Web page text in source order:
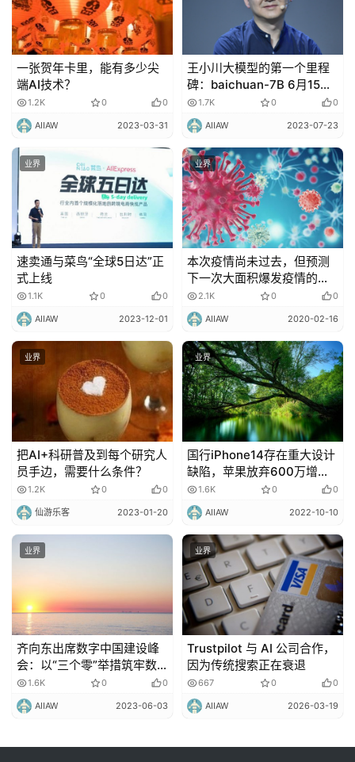
一张贺年卡里，能有多少尖
端AI技术？
1.2K 0 0
AIIAW 2023-03-31
王小川大模型的第一个里程
碑：baichuan-7B 6月15正
式开源发布
1.7K 0 0
AIIAW 2023-07-23
业界
速卖通与菜鸟“全球5日达”正
式上线
1.1K 0 0
AIIAW 2023-12-01
业界
本次疫情尚未过去，但预测
下一次大面积爆发疫情的实
验室已在建设中！
2.1K 0 0
AIIAW 2020-02-16
业界
把AI+科研普及到每个研究人
员手边，需要什么条件？
1.2K 0 0
仙游乐客 2023-01-20
业界
国行iPhone14存在重大设计
缺陷，苹果放弃600万增产
计划；罗永浩卸任锤子科技
法人
1.6K 0 0
AIIAW 2022-10-10
业界
齐向东出席数字中国建设峰
会：以“三个零”举措筑牢数
字政法安全防线
1.6K 0 0
AIIAW 2023-06-03
业界
Trustpilot 与 AI 公司合作，
因为传统搜索正在衰退
667 0 0
AIIAW 2026-03-19